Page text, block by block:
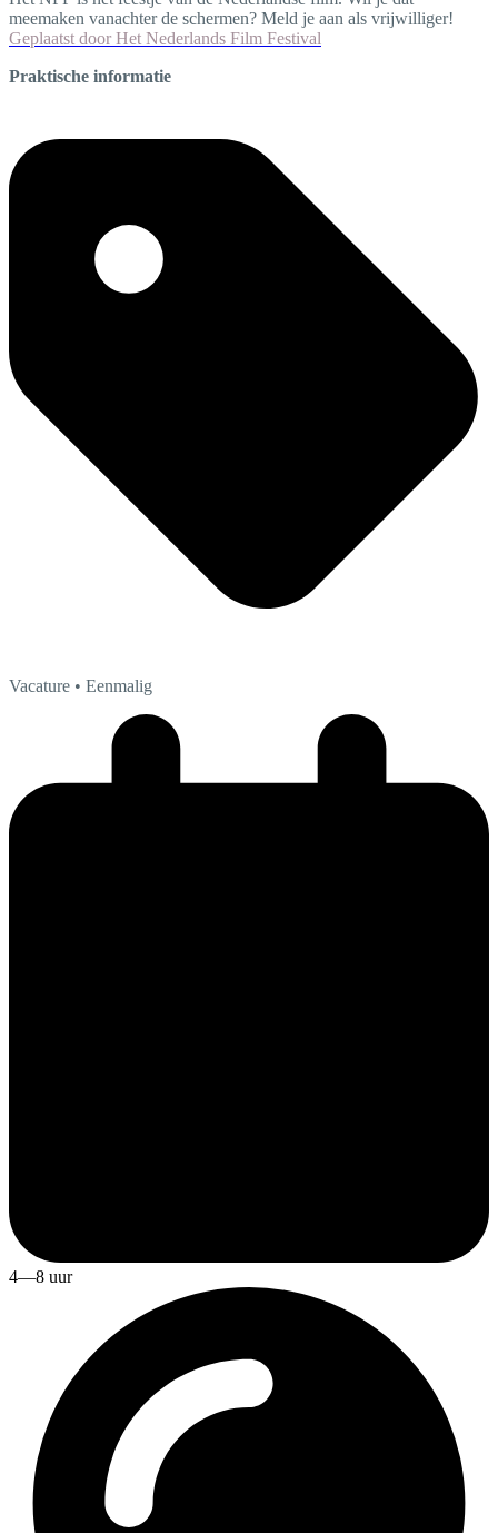
meemaken vanachter de schermen? Meld je aan als vrijwilliger!
Geplaatst door Het Nederlands Film Festival
Praktische informatie
Vacature • Eenmalig
4—8 uur